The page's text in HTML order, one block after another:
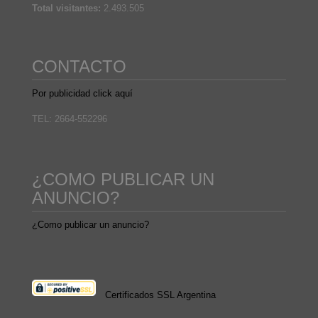
Total visitantes: 2.493.505
CONTACTO
Por publicidad click aquí
TEL: 2664-552296
¿COMO PUBLICAR UN
ANUNCIO?
¿Como publicar un anuncio?
Certificados SSL Argentina